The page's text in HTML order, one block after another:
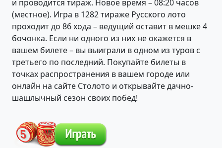
и проводится тираж. Новое время – 08:20 часов
(местное). Игра в 1282 тираже Русского лото
проходит до 86 хода – ведущий оставит в мешке 4
бочонка. Если ни одного из них не окажется в
вашем билете – вы выиграли в одном из туров с
третьего по последний. Покупайте билеты в
точках распространения в вашем городе или
онлайн на сайте Столото и открывайте дачно-
шашлычный сезон своих побед!